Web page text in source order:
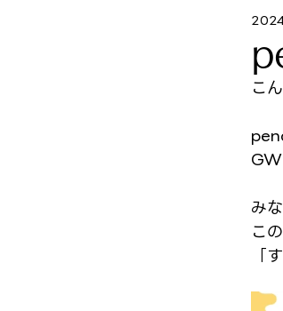
ニュースレ
こ
み
こ
「